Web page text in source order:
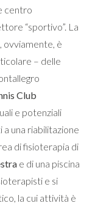
centro
“sportivo”. La
ovviamente, è
– delle
Club
e potenziali
una riabilitazione
di fisioterapia di
e di una piscina
e si
la cui attività è